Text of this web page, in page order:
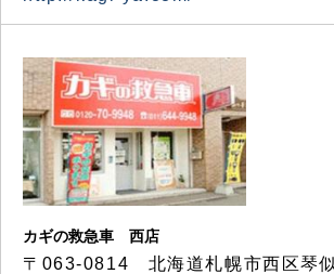
カギの救急車 西店
〒063-0814 北海道札幌市西区琴